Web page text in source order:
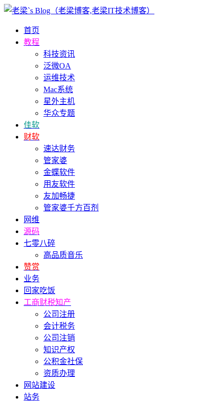
首页
教程
科技资讯
泛微OA
运维技术
Mac系统
星外主机
华众专题
佳软
财软
速达财务
管家婆
金蝶软件
用友软件
友加畅捷
管家婆千方百剂
网维
源码
七零八碎
高品质音乐
赞赏
业务
回家吃饭
工商财税知产
公司注册
会计税务
公司注销
知识产权
公积金社保
资质办理
网站建设
站务